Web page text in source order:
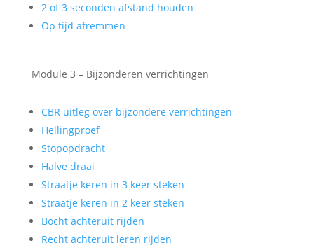
2 of 3 seconden afstand houden
Op tijd afremmen
Module 3 – Bijzonderen verrichtingen
CBR uitleg over bijzondere verrichtingen
Hellingproef
Stopopdracht
Halve draai
Straatje keren in 3 keer steken
Straatje keren in 2 keer steken
Bocht achteruit rijden
Recht achteruit leren rijden